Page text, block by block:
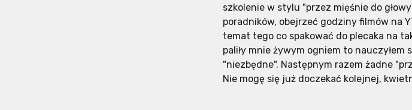
szkolenie w stylu "przez mięśnie do
poradników, obejrzeć godziny filmów na
temat tego co spakować do plecaka na
paliły mnie żywym ogniem to nauczyłem
"niezbędne". Następnym razem żadne
Nie mogę się już doczekać kolejnej,